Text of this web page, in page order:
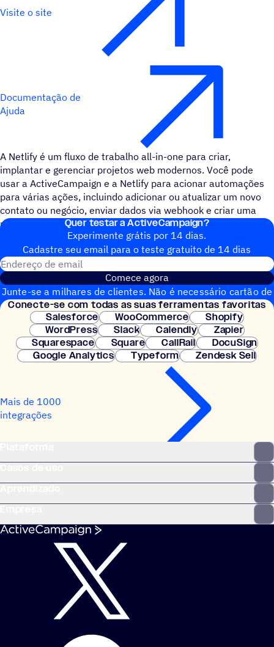
Visite o site
Documentação de
Ajuda
A Netlify é um fluxo de trabalho all-in-one para criar,
implantar e gerenciar projetos web modernos. Você pode
usar a ActiveCampaign e a Netlify para acionar automações
para várias ações, incluindo adicionar ou atualizar um novo
contato ou negócio, enviar dados via webhook e criar uma
nova campanha.Quer testar a ActiveCampaign?
Experimente grátis por 14 dias.
Cadastre seu email para o teste gratuito de 14 dias
Comece agora
Junte-se a milhares de clientes. Não é necessário cartão de
crédito. Configuração instantânea.
Conecte-se com todas as suas ferramentas favoritas
Salesforce
WooCommerce
Shopify
WordPress
Slack Calendly
Zapier
Squarespace
Square CallRail
DocuSign
Google Analytics
Typeform Zendesk Sell
Mais de 1000
integrações